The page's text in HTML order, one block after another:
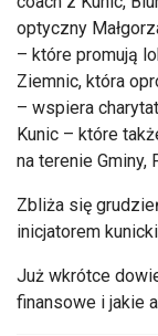
optyczny
– które promują
Ziemnic, która
– wspiera
Kunic – które
na terenie Gminy,
Zbliża się
inicjatorem
Już wkrótce
finansowe i jakie